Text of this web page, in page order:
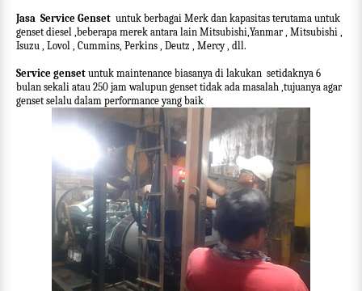
Jasa Service Genset untuk berbagai Merk dan kapasitas terutama untuk
genset diesel ,beberapa merek antara lain Mitsubishi,Yanmar , Mitsubishi ,
Isuzu , Lovol , Cummins, Perkins , Deutz , Mercy , dll.
Service genset untuk maintenance biasanya di lakukan setidaknya 6
bulan sekali atau 250 jam walupun genset tidak ada masalah ,tujuanya agar
genset selalu dalam performance yang baik